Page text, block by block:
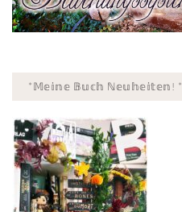
*𝕄𝕖𝕚𝕟𝕖 𝔹𝕦𝕔𝕙 ℕ𝕖𝕦𝕙𝕖𝕚𝕥𝕖𝕟! *